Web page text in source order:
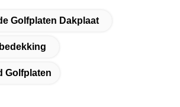
Golfplaten Dakplaat
Golfplaten